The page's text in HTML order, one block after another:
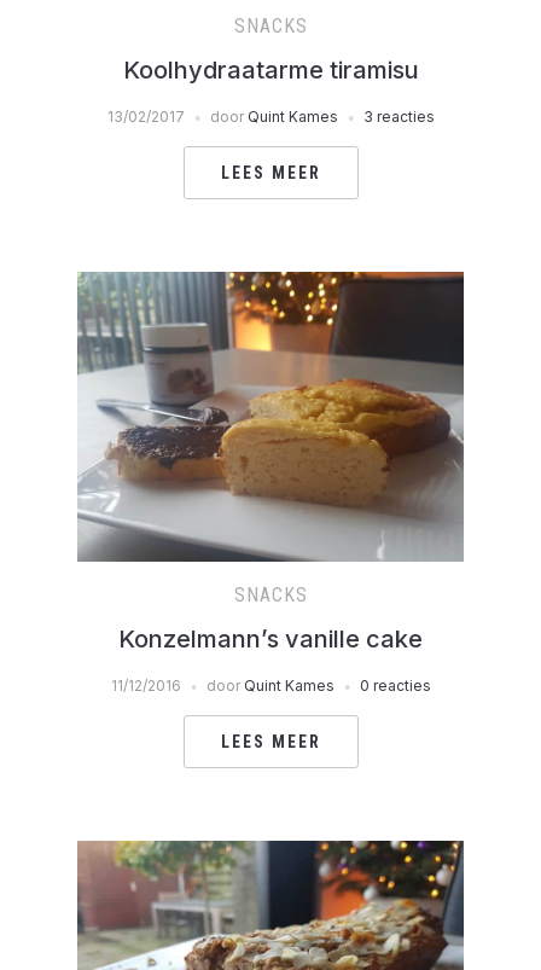
SNACKS
Koolhydraatarme tiramisu
13/02/2017 door Quint Kames 3 reacties
LEES MEER
SNACKS
Konzelmann’s vanille cake
11/12/2016 door Quint Kames 0 reacties
LEES MEER